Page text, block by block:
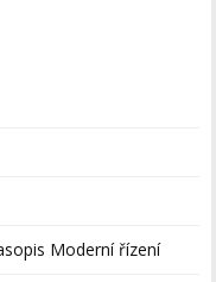
Moderní řízení